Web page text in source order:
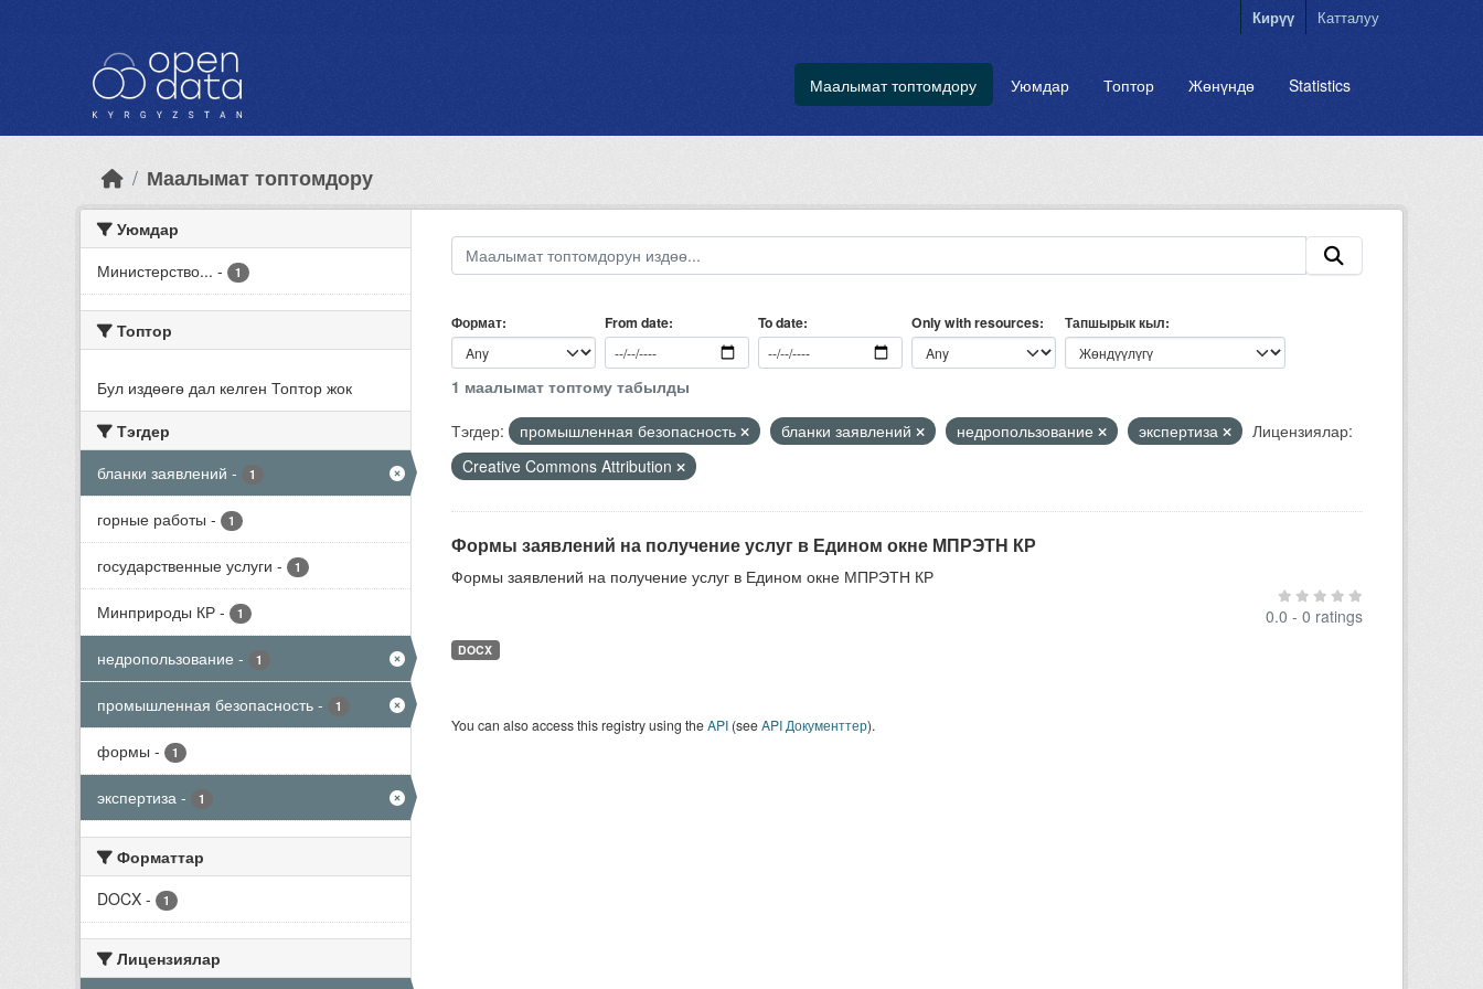
Кирүү Катталуу
Маалымат топтомдору Уюмдар Топтор Жөнүндө Statistics
Маалымат топтомдору
Уюмдар
Министерство... - 1
Топтор
Бул издөөгө дал келген Топтор жок
Тэгдер
бланки заявлений - 1
горные работы - 1
государственные услуги - 1
Минприроды КР - 1
недропользование - 1
промышленная безопасность - 1
формы - 1
экспертиза - 1
Форматтар
DOCX - 1
Лицензиялар
Формат From date To date Only with resources Тапшырык кыл
1 маалымат топтому табылды
Тэгдер:
промышленная безопасность бланки заявлений недропользование экспертиза
Лицензиялар:
Creative Commons Attribution
Формы заявлений на получение услуг в Едином окне МПРЭТН КР
Формы заявлений на получение услуг в Едином окне МПРЭТН КР
0.0 - 0 ratings
DOCX
You can also access this registry using theAPI(seeAPI Документтер).